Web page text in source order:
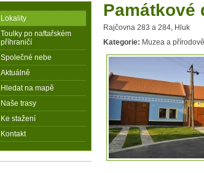
Památkové
Rajčovna 283 a 284, Hluk
Kategorie: Muzea a
Lokality
Toulky po naftařském
příhraničí
Společné nebe
Aktuálně
Hledat na mapě
Naše trasy
Ke stažení
Kontakt